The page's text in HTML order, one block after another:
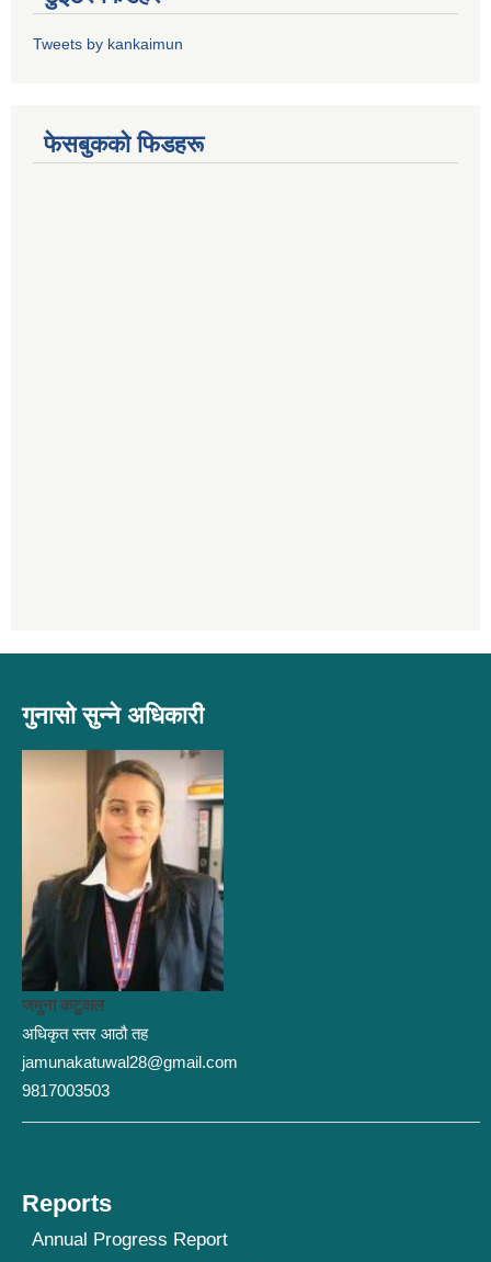
Tweets by kankaimun
फेसबुकको फिडहरू
गुनासो सुन्ने अधिकारी
जमुना कटुवाल
अधिकृत स्तर आठौ तह
jamunakatuwal28@gmail.com
9817003503
Reports
Annual Progress Report